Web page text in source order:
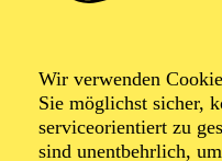
Wir verwenden
Sie möglichst sicher,
serviceorientiert zu
sind unentbehrlich,